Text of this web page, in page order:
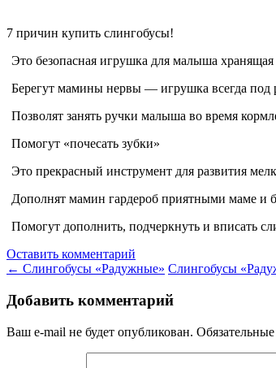
7 причин купить слингобусы!
Это безопасная игрушка для малыша
Берегут мамины нервы — игрушка всегда под
Позволят занять ручки малыша во время
Помогут «почесать зубки»
Это прекрасный инструмент для развития
Дополнят мамин гардероб приятными маме и
Помогут дополнить, подчеркнуть и вписать
Оставить комментарий
← Слингобусы «Радужные» Слингобусы
Добавить комментарий
Ваш e-mail не будет опубликован.